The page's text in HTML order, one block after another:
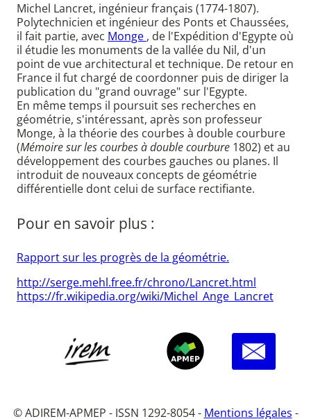
Michel Lancret, ingénieur français (1774-1807).
Polytechnicien et ingénieur des Ponts et Chaussées,
il fait partie, avec Monge , de l'Expédition d'Egypte où
il étudie les monuments de la vallée du Nil, d'un
point de vue architectural et technique. De retour en
France il fut chargé de coordonner puis de diriger la
publication du "grand ouvrage" sur l'Egypte.
En même temps il poursuit ses recherches en
géométrie, s'intéressant, après son professeur
Monge, à la théorie des courbes à double courbure
(Mémoire sur les courbes à double courbure 1802) et au
développement des courbes gauches ou planes. Il
introduit de nouveaux concepts de géométrie
différentielle dont celui de surface rectifiante.
Pour en savoir plus :
Rapport sur les progrès de la géométrie.
http://serge.mehl.free.fr/chrono/Lancret.html
https://fr.wikipedia.org/wiki/Michel_Ange_Lancret
© ADIREM-APMEP - ISSN 1292-8054 - Mentions légales -